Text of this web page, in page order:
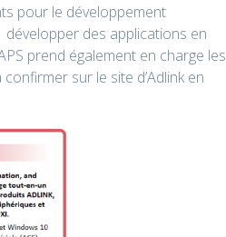
pour le développement
des applications en
prend également en charge les
sur le site d’Adlink en